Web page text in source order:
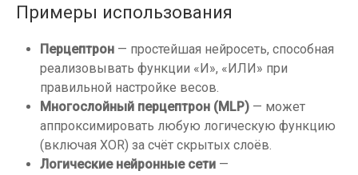
Примеры использования
Перцептрон — простейшая нейросеть, способная
реализовывать функции «И», «ИЛИ» при
правильной настройке весов.
Многослойный перцептрон (MLP) — может
аппроксимировать любую логическую функцию
(включая XOR) за счёт скрытых слоёв.
Логические нейронные сети —